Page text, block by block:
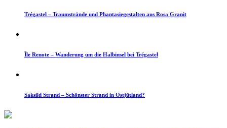
Trégastel – Traumstrände und Phantasiegestalten aus Rosa Granit
Île Renote – Wanderung um die Halbinsel bei Trégastel
Saksild Strand – Schönster Strand in Ostjütland?